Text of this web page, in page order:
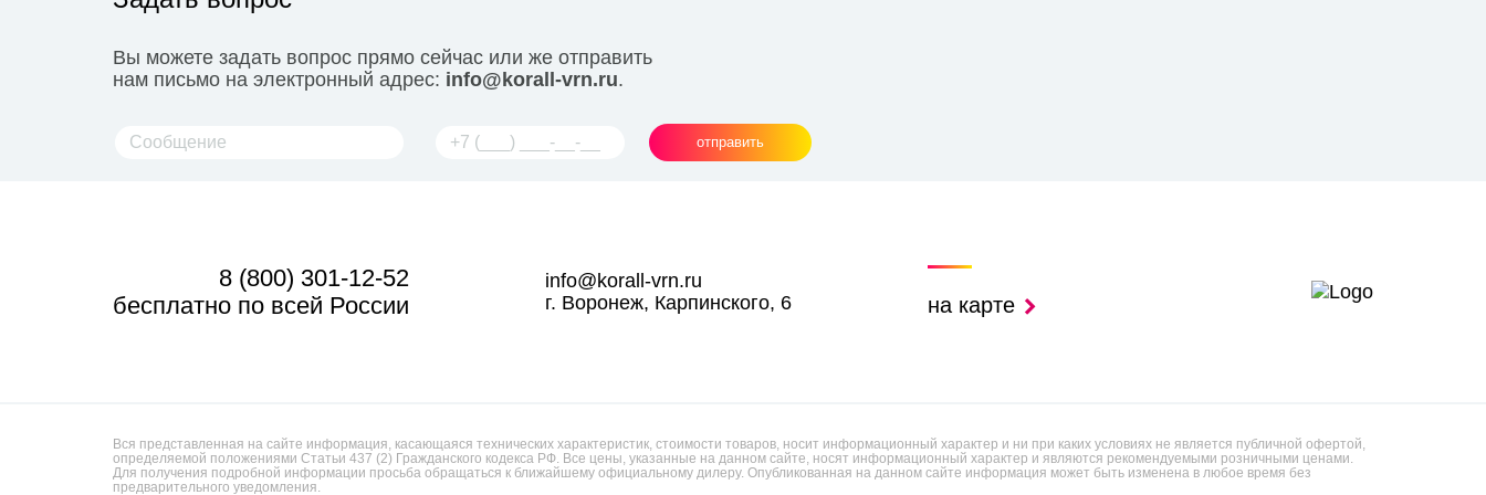
Вы можете задать вопрос прямо сейчас или же отправить
нам письмо на электронный адрес: info@korall-vrn.ru.
отправить
8 (800) 301-12-52
бесплатно по всей России
info@korall-vrn.ru
г. Воронеж, Карпинского, 6
на карте
Вся представленная на сайте информация, касающаяся технических характеристик, стоимости товаров, носит информационный характер и ни при каких условиях не является публичной офертой,
определяемой положениями Статьи 437 (2) Гражданского кодекса РФ. Все цены, указанные на данном сайте, носят информационный характер и являются рекомендуемыми розничными ценами.
Для получения подробной информации просьба обращаться к ближайшему официальному дилеру. Опубликованная на данном сайте информация может быть изменена в любое время без
предварительного уведомления.